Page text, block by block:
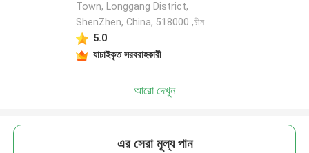
Town, Longgang District,
ShenZhen, China, 518000 ,চীন
5.0
যাচাইকৃত সরবরাহকারী
আরো দেখুন
এর সেরা মূল্য পান